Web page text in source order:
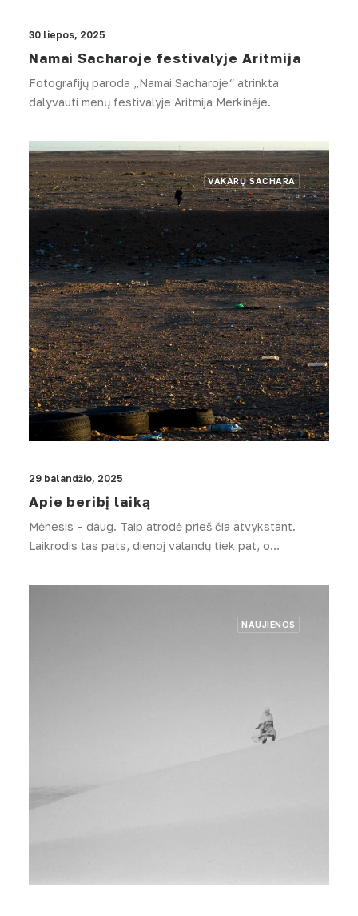
30 liepos, 2025
Namai Sacharoje festivalyje Aritmija
Fotografijų paroda „Namai Sacharoje“ atrinkta
dalyvauti menų festivalyje Aritmija Merkinėje.
VAKARŲ SACHARA
29 balandžio, 2025
Apie beribį laiką
Mėnesis – daug. Taip atrodė prieš čia atvykstant.
Laikrodis tas pats, dienoj valandų tiek pat, o…
NAUJIENOS